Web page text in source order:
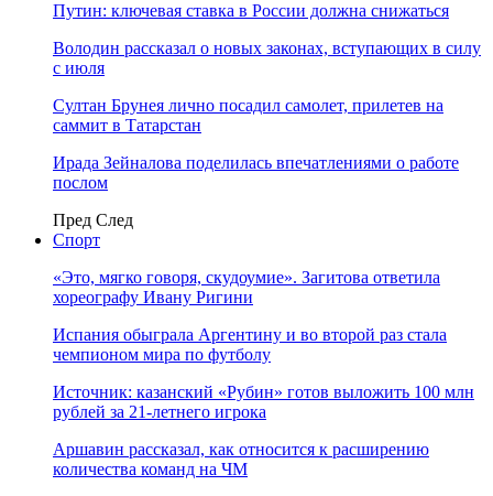
Путин: ключевая ставка в России должна снижаться
Володин рассказал о новых законах, вступающих в силу
с июля
Султан Брунея лично посадил самолет, прилетев на
саммит в Татарстан
Ирада Зейналова поделилась впечатлениями о работе
послом
Пред След
Спорт
«Это, мягко говоря, скудоумие». Загитова ответила
хореографу Ивану Ригини
Испания обыграла Аргентину и во второй раз стала
чемпионом мира по футболу
Источник: казанский «Рубин» готов выложить 100 млн
рублей за 21-летнего игрока
Аршавин рассказал, как относится к расширению
количества команд на ЧМ